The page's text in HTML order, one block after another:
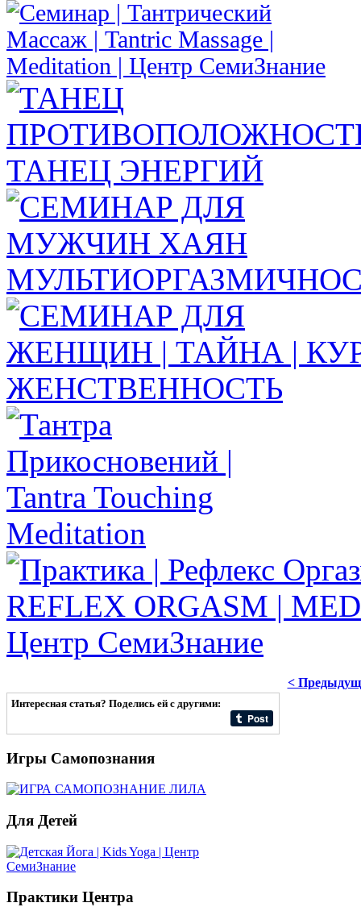
<
Интересная статья? Поделись ей с другими:
Игры Самопознания
Для Детей
Практики Центра